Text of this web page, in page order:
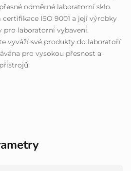
odměrné laboratorní sklo.
ISO 9001 a její výrobky
pro laboratorní vybavení.
vyváží své produkty do laboratoří
pro vysokou přesnost a